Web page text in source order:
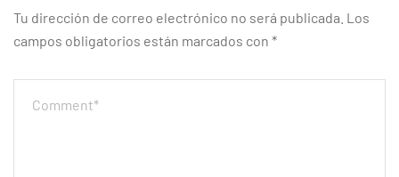
Tu dirección de correo electrónico no será publicada. Los
campos obligatorios están marcados con *